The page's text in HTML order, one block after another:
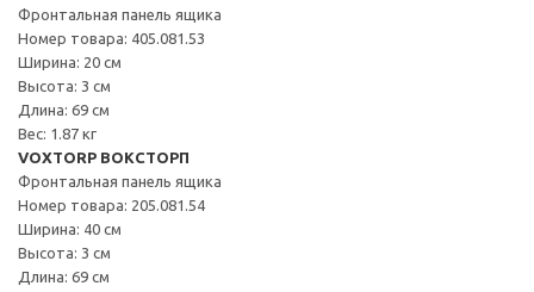
Фронтальная панель ящика
Номер товара: 405.081.53
Ширина: 20 см
Высота: 3 см
Длина: 69 см
Вес: 1.87 кг
VOXTORP ВОКСТОРП
Фронтальная панель ящика
Номер товара: 205.081.54
Ширина: 40 см
Высота: 3 см
Длина: 69 см